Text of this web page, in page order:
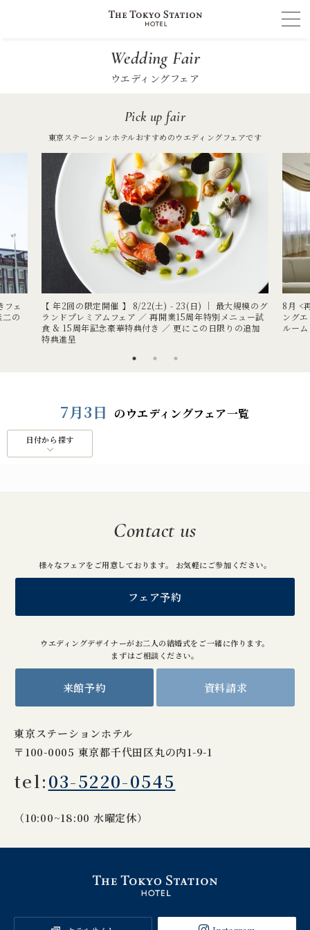
Wedding Fair
ウエディングフェア
Pick up fair
東京ステーションホテルおすすめのウエディングフェアです
フェ
の
【 年2回の限定開催 】 8/22(土) - 23(日) ｜ 最大規模のグ
ランドプレミアムフェア ／ 再開業15周年特別メニュー試
食 & 15周年記念豪華特典付き ／ 更にこの日限りの追加
特典進呈
8月 <
ング
ルー
7月3日 のウエディングフェア一覧
日付から探す
Contact us
様々なフェアをご用意しております。 お気軽にご参加ください。
フェア予約
ウエディングデザイナーがお二人の結婚式をご一緒に作ります。
まずはご相談ください。
来館予約 資料請求
東京ステーションホテル
〒100-0005 東京都千代田区丸の内1-9-1
tel:03-5220-0545
（10:00~18:00 水曜定休）